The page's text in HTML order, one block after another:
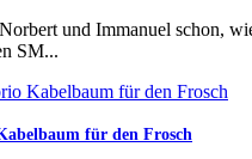
und Immanuel schon,
SM...
für den Frosch